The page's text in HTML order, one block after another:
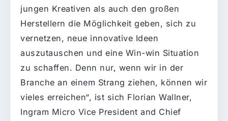
jungen Kreativen als auch den großen
Herstellern die Möglichkeit geben, sich zu
vernetzen, neue innovative Ideen
auszutauschen und eine Win-win Situation
zu schaffen. Denn nur, wenn wir in der
Branche an einem Strang ziehen, können wir
vieles erreichen“, ist sich Florian Wallner,
Ingram Micro Vice President and Chief